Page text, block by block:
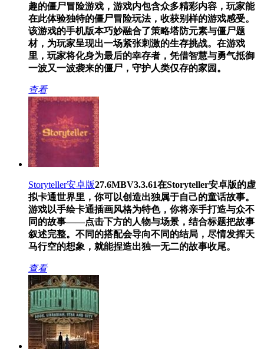
趣的僵尸冒险游戏，游戏内包含众多精彩内容，玩家能
在此体验独特的僵尸冒险玩法，收获别样的游戏感受。
该游戏的手机版本巧妙融合了策略塔防元素与僵尸题
材，为玩家呈现出一场紧张刺激的生存挑战。在游戏
里，玩家将化身为最后的幸存者，凭借智慧与勇气抵御
一波又一波袭来的僵尸，守护人类仅存的家园。
查看
Storyteller安卓版27.6MBV3.3.61在Storyteller安卓版的虚
拟卡通世界里，你可以创造出独属于自己的童话故事。
游戏以手绘卡通插画风格为特色，你将亲手打造与众不
同的故事——点击下方的人物与场景，结合标题把故事
叙述完整。不同的搭配会导向不同的结局，尽情发挥天
马行空的想象，就能捏造出独一无二的故事收尾。
查看